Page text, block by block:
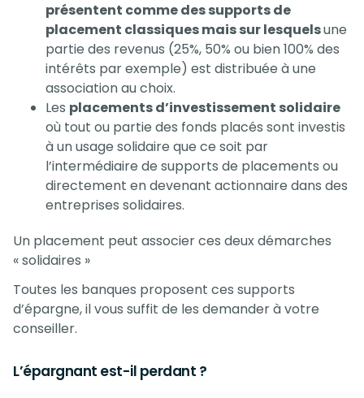
présentent comme des supports de
placement classiques mais sur lesquelsune
partie des revenus (25%, 50% ou bien 100% des
intérêts par exemple) est distribuée à une
association au choix.
Les placements d’investissement solidaire
où tout ou partie des fonds placés sont investis
à un usage solidaire que ce soit par
l’intermédiaire de supports de placements ou
directement en devenant actionnaire dans des
entreprises solidaires.
Un placement peut associer ces deux démarches
« solidaires »
Toutes les banques proposent ces supports
d’épargne, il vous suffit de les demander à votre
conseiller.
L’épargnant est-il perdant ?